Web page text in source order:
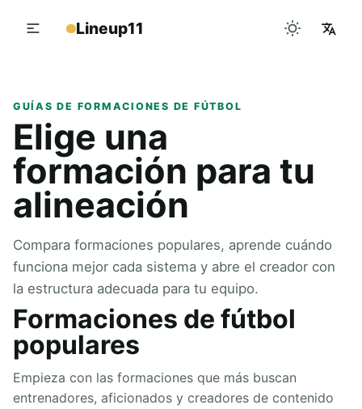
Lineup11
GUÍAS DE FORMACIONES DE FÚTBOL
Elige una
formación para tu
alineación
Compara formaciones populares, aprende cuándo
funciona mejor cada sistema y abre el creador con
la estructura adecuada para tu equipo.
Formaciones de fútbol
populares
Empieza con las formaciones que más buscan
entrenadores, aficionados y creadores de contenido